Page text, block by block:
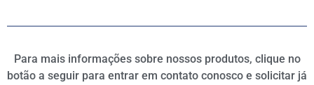
Para mais informações sobre nossos produtos, clique no
botão a seguir para entrar em contato conosco e solicitar já